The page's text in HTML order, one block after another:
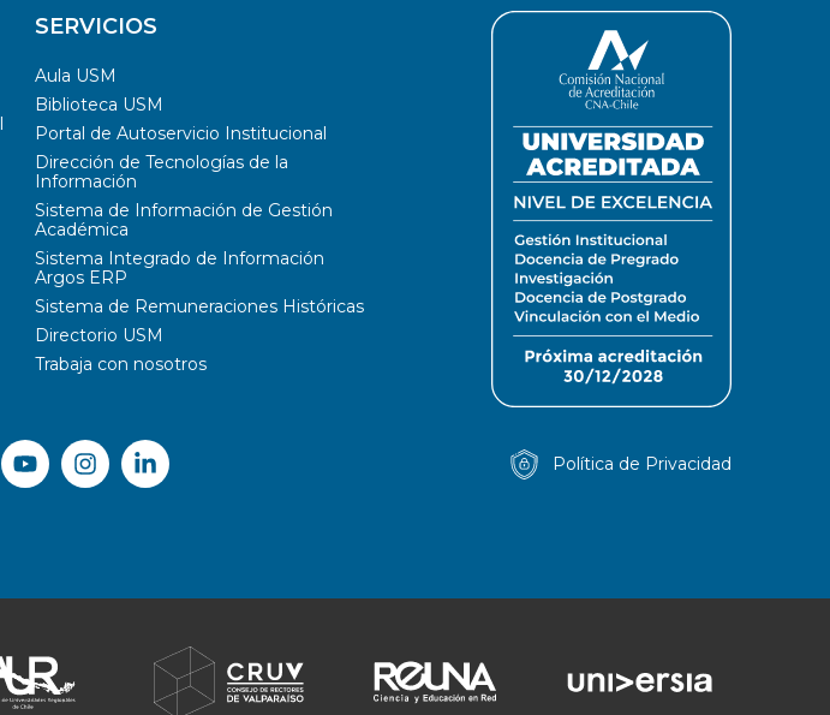
SERVICIOS
Aula USM
Biblioteca USM
Portal de Autoservicio Institucional
Dirección de Tecnologías de la
Información
Sistema de Información de Gestión
Académica
Sistema Integrado de Información
Argos ERP
Sistema de Remuneraciones Históricas
Directorio USM
Trabaja con nosotros
Política de Privacidad